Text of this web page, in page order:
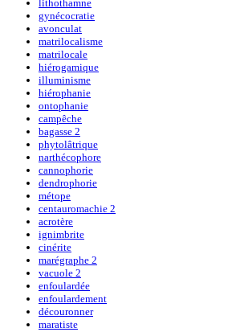
lithothamne
gynécocratie
avonculat
matrilocalisme
matrilocale
hiérogamique
illuminisme
hiérophanie
ontophanie
campêche
bagasse 2
phytolâtrique
narthécophore
cannophorie
dendrophorie
métope
centauromachie 2
acrotère
ignimbrite
cinérite
marégraphe 2
vacuole 2
enfoulardée
enfoulardement
découronner
maratiste